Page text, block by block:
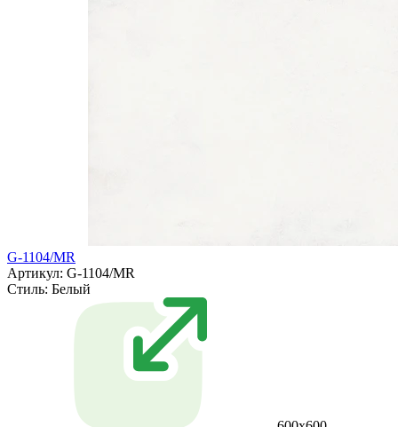
G-1104/MR
Артикул: G-1104/MR
Стиль: Белый